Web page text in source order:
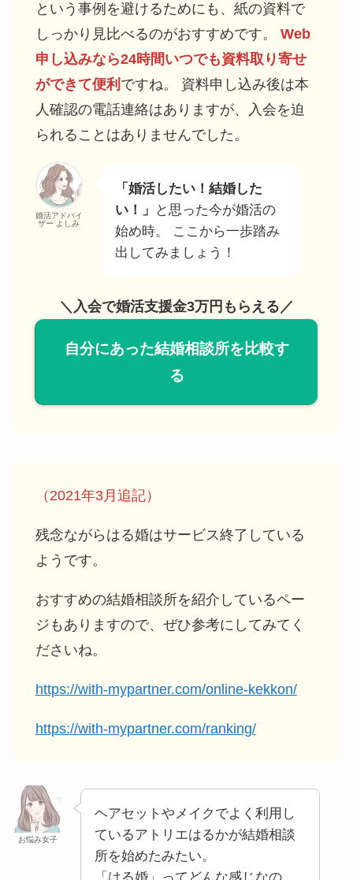
という事例を避けるためにも、紙の資料で
しっかり見比べるのがおすすめです。 Web
申し込みなら24時間いつでも資料取り寄せ
ができて便利 ですね。 資料申し込み後は本
人確認の電話連絡はありますが、入会を迫
られることはありませんでした。
婚活アドバイ
ザー よしみ
「婚活したい！結婚した
い！」
と思った今が婚活の
始め時。 ここから一歩踏み
出してみましょう！
＼入会で婚活支援金3万円もらえる／
自分にあった結婚相談所を比較す
る
（2021年3月追記）
残念ながらはる婚はサービス終了している
ようです。
おすすめの結婚相談所を紹介しているペー
ジもありますので、ぜひ参考にしてみてく
ださいね。
https://with-mypartner.com/online-kekkon/
https://with-mypartner.com/ranking/
お悩み女子
ヘアセットやメイクでよく利用し
ているアトリエはるかが結婚相談
所を始めたみたい。